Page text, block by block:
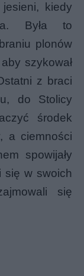
kiedy
Była to
plonów
szykował
z braci
do Stolicy
środek
a ciemności
spowijały
się w swoich
się